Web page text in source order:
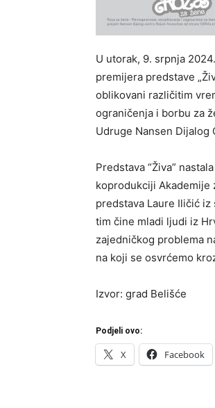
U utorak, 9. srpnja
premijera predstave
oblikovani različitim
ograničenja i borbu za
Udruge Nansen Dijalog
Predstava “Živa”
koprodukciji Akademije
predstava Laure Iličić
tim čine mladi ljudi iz
zajedničkog problema
na koji se osvrćemo
Izvor: grad Belišće
Podjeli ovo:
X Facebook